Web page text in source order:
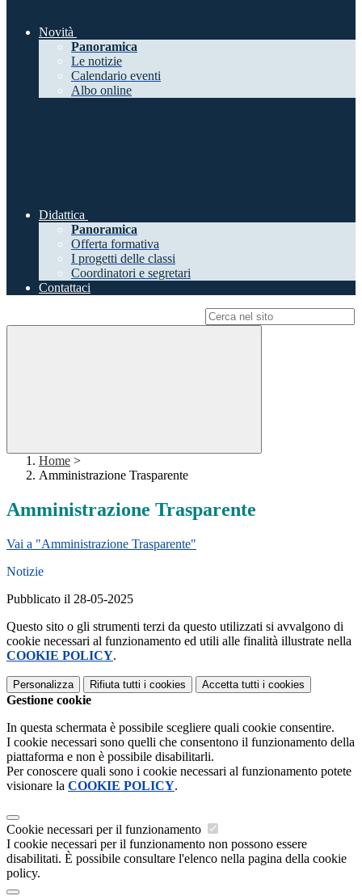
Novità
Panoramica
Le notizie
Calendario eventi
Albo online
Didattica
Panoramica
Offerta formativa
I progetti delle classi
Coordinatori e segretari
Contattaci
Home >
Amministrazione Trasparente
Amministrazione Trasparente
Vai a "Amministrazione Trasparente"
Notizie
Pubblicato il 28-05-2025
Questo sito o gli strumenti terzi da questo utilizzati si avvalgono di
cookie necessari al funzionamento ed utili alle finalità illustrate nella
COOKIE POLICY.
Personalizza Rifiuta tutti i cookies Accetta tutti i cookies
Gestione cookie
In questa schermata è possibile scegliere quali cookie consentire.
I cookie necessari sono quelli che consentono il funzionamento della
piattaforma e non è possibile disabilitarli.
Per conoscere quali sono i cookie necessari al funzionamento potete
visionare la COOKIE POLICY.
Cookie necessari per il funzionamento
I cookie necessari per il funzionamento non possono essere
disabilitati. È possibile consultare l'elenco nella pagina della cookie
policy.